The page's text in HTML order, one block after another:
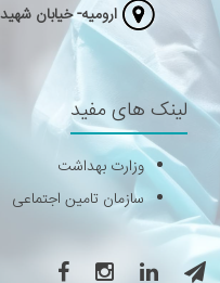
اروميه- خيابان شهيد
لینک های مفید
وزارت بهداشت
سازمان تامین اجتماعی